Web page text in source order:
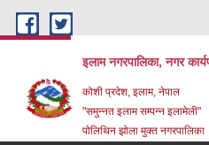
Skip to main content
इलाम नगरपालिका, नगर
कोशी प्रदेश, इलाम, नेपाल
"समुन्नत इलाम सम्पन्न इलामेली"
पोलिथिन झोला मुक्त नगरपालिका